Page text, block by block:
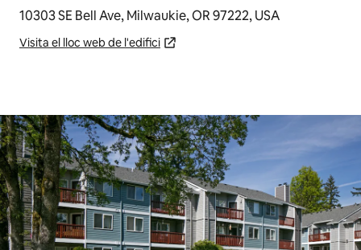
10303 SE Bell Ave, Milwaukie, OR 97222, USA
Visita el lloc web de l'edifici